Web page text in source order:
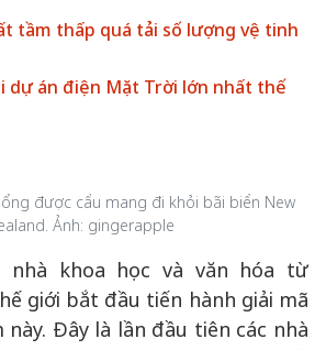
tầm thấp quá tải số lượng vệ tinh
dự án điện Mặt Trời lớn nhất thế
được cẩu mang đi khỏi bãi biển New
Ảnh: gingerapple
nhà khoa học và văn hóa từ
giới bắt đầu tiến hành giải mã
này. Đây là lần đầu tiên các nhà